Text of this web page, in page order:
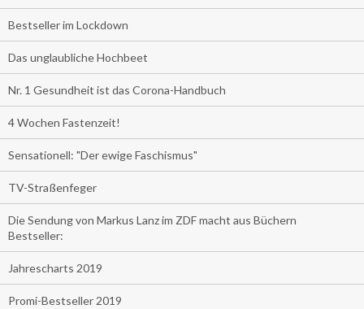
Bestseller im Lockdown
Das unglaubliche Hochbeet
Nr. 1 Gesundheit ist das Corona-Handbuch
4 Wochen Fastenzeit!
Sensationell: "Der ewige Faschismus"
TV-Straßenfeger
Die Sendung von Markus Lanz im ZDF macht aus Büchern
Bestseller:
Jahrescharts 2019
Promi-Bestseller 2019